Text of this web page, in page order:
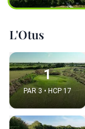
L'Otus
1
PAR 3 • HCP 17